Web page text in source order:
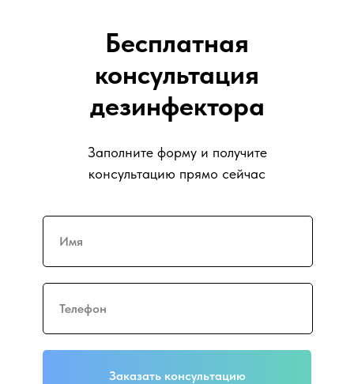
Заказать консультацию
Заполните форму и получите
консультацию прямо сейчас
Бесплатная
консультация
дезинфектора